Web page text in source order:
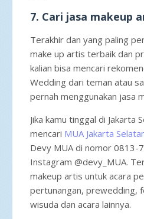
7. Cari jasa makeup
Terakhir dan yang paling
make up artis terbaik dan
kalian bisa mencari
Wedding dari teman atau
pernah menggunakan jasa
Jika kamu tinggal di Jakarta
mencari MUA Jakarta
Devy MUA di nomor 0813-
Instagram @devy_MUA.
makeup artis untuk acara
pertunangan, prewedding,
wisuda dan acara lainnya.